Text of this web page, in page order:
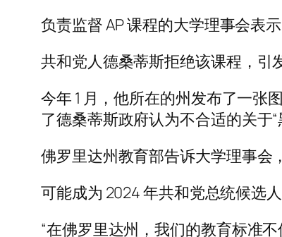
负责监督 AP 课程的大学理事会表
共和党人德桑蒂斯拒绝该课程，引
今年 1 月，他所在的州发布了一张
了德桑蒂斯政府认为不合适的关于
佛罗里达州教育部告诉大学理事会
可能成为 2024 年共和党总统候选
“在佛罗里达州，我们的教育标准